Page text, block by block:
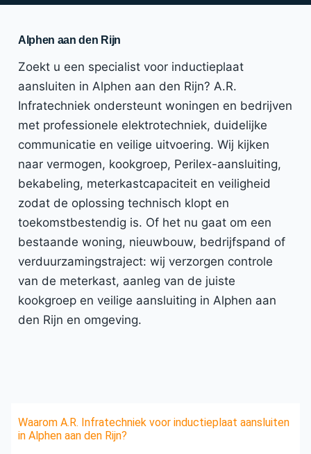
Alphen aan den Rijn
Zoekt u een specialist voor inductieplaat
aansluiten in Alphen aan den Rijn? A.R.
Infratechniek ondersteunt woningen en bedrijven
met professionele elektrotechniek, duidelijke
communicatie en veilige uitvoering. Wij kijken
naar vermogen, kookgroep, Perilex-aansluiting,
bekabeling, meterkastcapaciteit en veiligheid
zodat de oplossing technisch klopt en
toekomstbestendig is. Of het nu gaat om een
bestaande woning, nieuwbouw, bedrijfspand of
verduurzamingstraject: wij verzorgen controle
van de meterkast, aanleg van de juiste
kookgroep en veilige aansluiting in Alphen aan
den Rijn en omgeving.
Waarom A.R. Infratechniek voor inductieplaat aansluiten
in Alphen aan den Rijn?